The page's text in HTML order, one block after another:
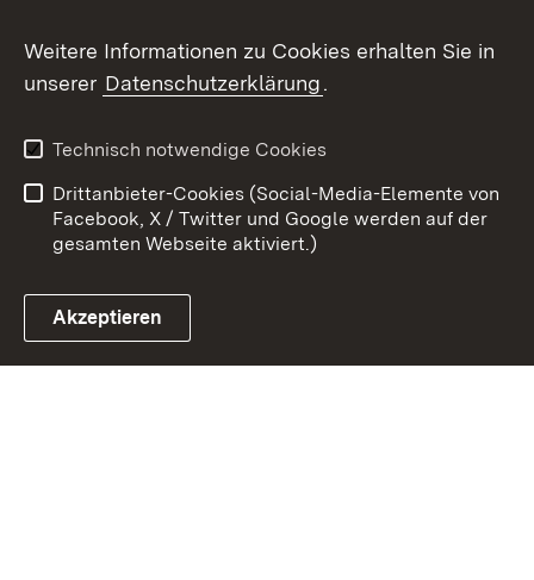
Link zum Landesportal
Datenschutz
Barrierefreiheit
Impressum
Cookies
Weitere Informationen zu Cookies erhalten Sie in
unserer Datenschutzerklärung.
Technisch notwendige Cookies
Drittanbieter-Cookies (Social-Media-Elemente von
Facebook, X / Twitter und Google werden auf der
gesamten Webseite aktiviert.)
Akzeptieren